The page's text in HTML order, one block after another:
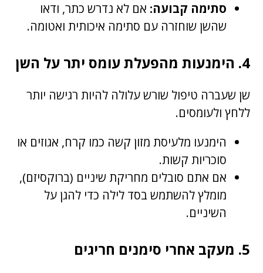
סתימה קבועה: אם לא נדרש כתר, ודאו
שהשן שוחזרה עם סתימה איכותית ואטומה.
4. הימנעות מהפעלת עומס יתר על השן
שן שעברה טיפול שורש עלולה להיות רגישה יותר
ללחץ ולעומסים.
הימנעו מלעיסת מזון קשה כמו קרח, אגוזים או
סוכריות קשות.
אם אתם סובלים מחריקת שיניים (ברוקסיזם),
מומלץ להשתמש בסד לילה כדי להגן על
השיניים.
5. מעקב אחרי סימנים חריגים